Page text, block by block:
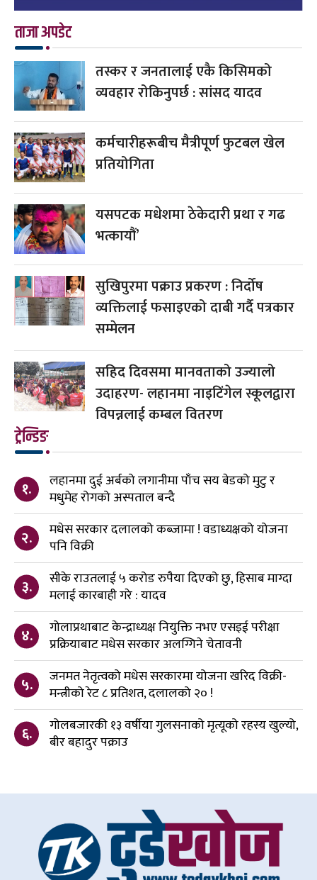
ताजा अपडेट
तस्कर र जनतालाई एकै किसिमको
व्यवहार रोकिनुपर्छ : सांसद यादव
कर्मचारीहरूबीच मैत्रीपूर्ण फुटबल खेल
प्रतियोगिता
यसपटक मधेशमा ठेकेदारी प्रथा र गढ
भत्कायौं’
सुखिपुरमा पक्राउ प्रकरण : निर्दोष
व्यक्तिलाई फसाइएको दाबी गर्दै पत्रकार
सम्मेलन
सहिद दिवसमा मानवताको उज्यालो
उदाहरण- लहानमा नाइटिंगेल स्कूलद्वारा
विपन्नलाई कम्बल वितरण
ट्रेन्डिङ
१.
लहानमा दुई अर्बको लगानीमा पाँच सय बेडको मुटु र
मधुमेह रोगको अस्पताल बन्दै
२.
मधेस सरकार दलालको कब्जामा ! वडाध्यक्षको योजना
पनि विक्री
३.
सीके राउतलाई ५ करोड रुपैया दिएको छु, हिसाब माग्दा
मलाई कारबाही गरे : यादव
४.
गोलाप्रथाबाट केन्द्राध्यक्ष नियुक्ति नभए एसइई परीक्षा
प्रक्रियाबाट मधेस सरकार अलग्गिने चेतावनी
५.
जनमत नेतृत्वको मधेस सरकारमा योजना खरिद विक्री-
मन्त्रीको रेट ८ प्रतिशत, दलालको २० !
६.
गोलबजारकी १३ वर्षीया गुलसनाको मृत्यूको रहस्य खुल्यो,
बीर बहादुर पक्राउ